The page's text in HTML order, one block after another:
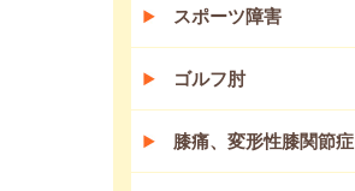
スポーツ障害
ゴルフ肘
膝痛、変形性膝関節症